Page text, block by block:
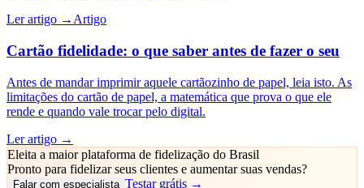
Ler artigo → Artigo
Cartão fidelidade: o que saber antes de fazer o seu
Antes de mandar imprimir aquele cartãozinho de papel, leia isto. As
limitações do cartão de papel, a matemática que prova o que ele
rende e quando vale trocar pelo digital.
Ler artigo →
Eleita a maior plataforma de fidelização do Brasil
Pronto para fidelizar seus clientes e aumentar suas vendas?
Falar com especialista Testar grátis →